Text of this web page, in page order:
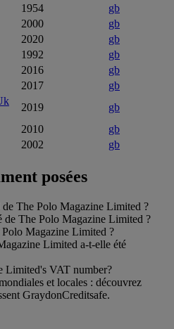
1954
gb
2000
gb
2020
gb
1992
gb
2016
gb
2017
gb
2019
gb
2010
gb
2002 gb
posées
The Polo Magazine Limited ?
de The Polo Magazine Limited ?
Magazine Limited ?
Limited a-t-elle été
Limited's VAT number?
et locales : découvrez
GraydonCreditsafe.